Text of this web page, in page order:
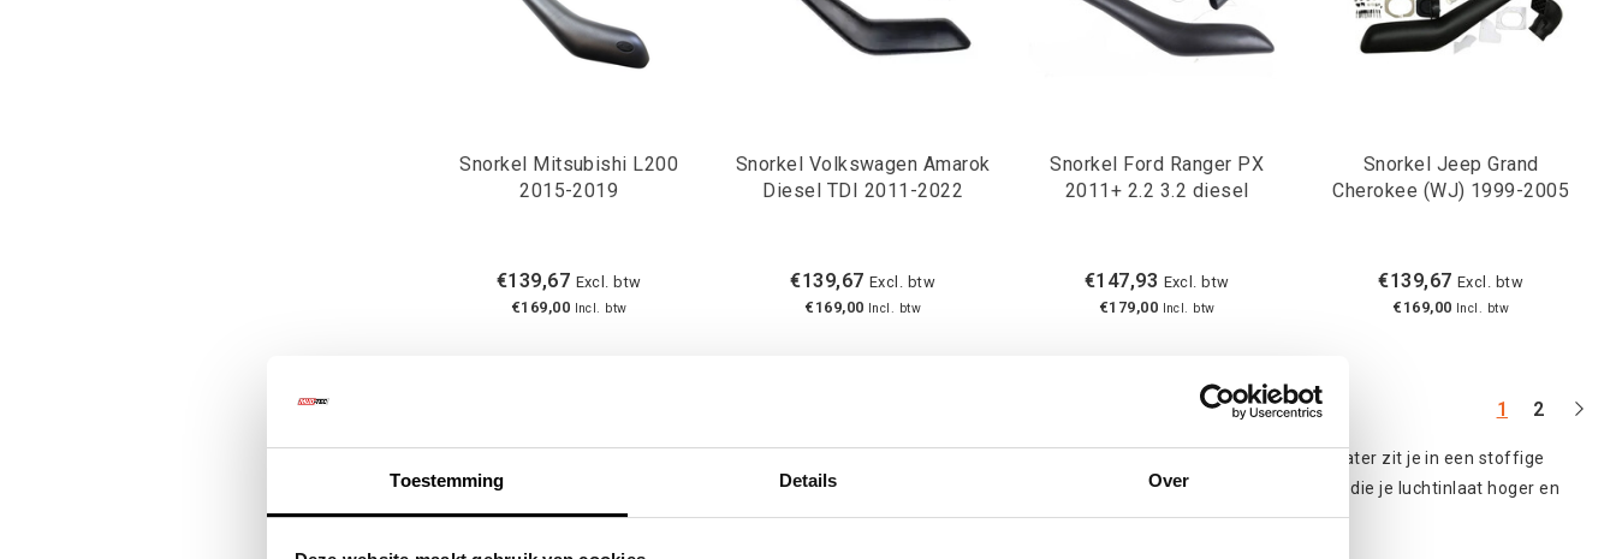
Toestemming Details Over
Snorkel Mitsubishi L200
2015-2019
€139,67 Excl. btw
€169,00
Incl. btw
Snorkel Volkswagen Amarok
Diesel TDI 2011-2022
€139,67 Excl. btw
€169,00
Incl. btw
Snorkel Ford Ranger PX
2011+ 2.2 3.2 diesel
€147,93 Excl. btw
€179,00
Incl. btw
Snorkel Jeep Grand
Cherokee (WJ) 1999-2005
€139,67 Excl. btw
€169,00
Incl. btw
1 2
Je kent het moment: je rijdt een bospad in, de plassen lijken onschuldig en toch wordt het ineens spannend. Even later zit je in een stoffige
colonne en hoor je je motor net wat zwaarder ademen. Een snorkel is dan geen gadget, maar een slimme upgrade die je luchtinlaat hoger en
schoner plaatst, weg van opspattend water, modder en stof.